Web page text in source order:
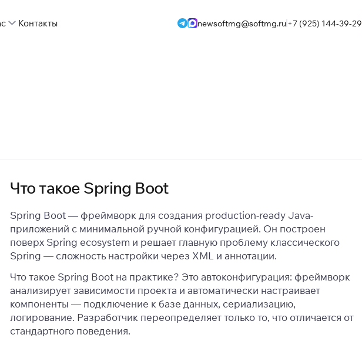
Контакты newsoftmg@softmg.ru +7 (925) 144-39-29
Что такое Spring Boot
Spring Boot — фреймворк для создания production-ready Java-
приложений с минимальной ручной конфигурацией. Он построен
поверх Spring ecosystem и решает главную проблему классического
Spring — сложность настройки через XML и аннотации.
Что такое Spring Boot на практике? Это автоконфигурация: фреймворк
анализирует зависимости проекта и автоматически настраивает
компоненты — подключение к базе данных, сериализацию,
логирование. Разработчик переопределяет только то, что отличается от
стандартного поведения.